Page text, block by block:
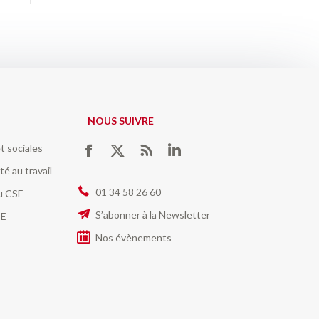
sociales
au travail
NOUS SUIVRE
Trouvez nous sur :
FacebookTwitterRSS LinkedIn
01 34 58 26 60
S’abonner à la Newsletter
Nos évènements